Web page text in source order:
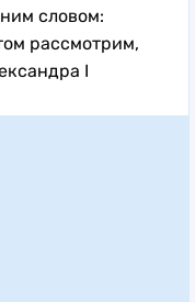
словом:
рассмотрим,
I